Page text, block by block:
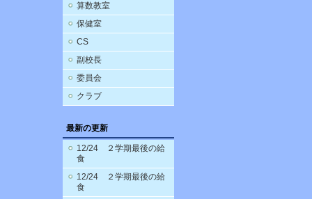
算数教室
保健室
CS
副校長
委員会
クラブ
最新の更新
12/24 ２学期最後の給
食
12/24 ２学期最後の給
食